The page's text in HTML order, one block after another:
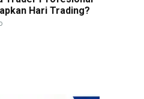
Hari Trading?